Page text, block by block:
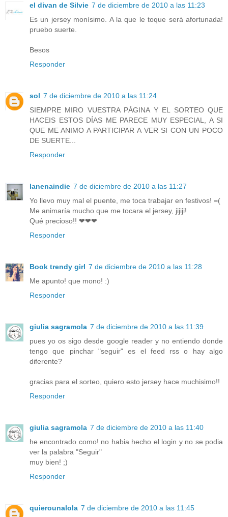
el divan de Silvie 7 de diciembre de 2010 a las 11:23
Es un jersey monísimo. A la que le toque será afortunada!
pruebo suerte.
Besos
Responder
sol 7 de diciembre de 2010 a las 11:24
SIEMPRE MIRO VUESTRA PÁGINA Y EL SORTEO QUE
HACEIS ESTOS DÍAS ME PARECE MUY ESPECIAL, A SI
QUE ME ANIMO A PARTICIPAR A VER SI CON UN POCO
DE SUERTE...
Responder
lanenaindie 7 de diciembre de 2010 a las 11:27
Yo llevo muy mal el puente, me toca trabajar en festivos! =(
Me animaría mucho que me tocara el jersey, jijiji!
Qué precioso!! ❤❤❤
Responder
Book trendy girl 7 de diciembre de 2010 a las 11:28
Me apunto! que mono! :)
Responder
giulia sagramola 7 de diciembre de 2010 a las 11:39
pues yo os sigo desde google reader y no entiendo donde
tengo que pinchar "seguir" es el feed rss o hay algo
diferente?
gracias para el sorteo, quiero esto jersey hace muchisimo!!
Responder
giulia sagramola 7 de diciembre de 2010 a las 11:40
he encontrado como! no habia hecho el login y no se podia
ver la palabra "Seguir"
muy bien! ;)
Responder
quierounalola 7 de diciembre de 2010 a las 11:45